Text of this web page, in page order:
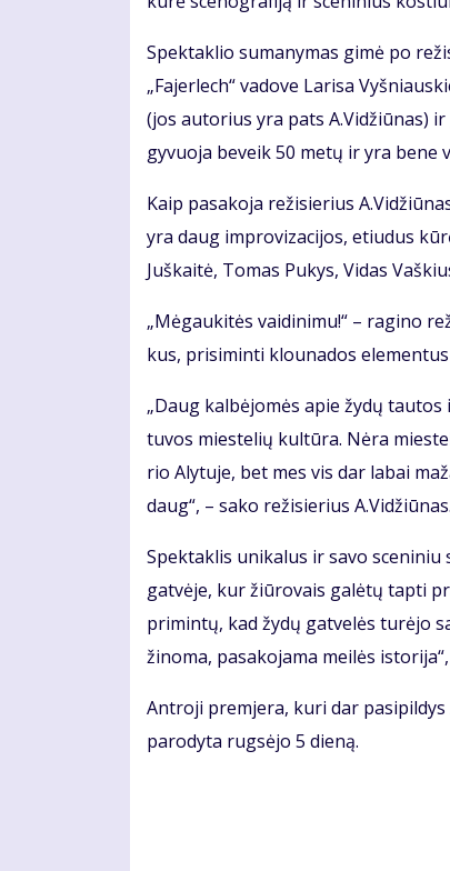
Spek­tak­lio su­ma­ny­mas gi­mė po
„Fa­jer­lech“ va­do­ve La­ri­sa
(jos au­to­rius yra pats A.Vi­džiū­nas)
gy­vuo­ja be­veik 50 me­tų ir yra
Kaip pa­sa­ko­ja re­ži­sie­rius
yra daug im­pro­vi­za­ci­jos, etiu­dus
Juš­kai­tė, To­mas Pu­kys, Vi­das
„Mė­gau­ki­tės vai­di­ni­mu!“ – ra­gi­no
kus, pri­si­min­ti klou­na­dos
„Daug kal­bė­jo­mės apie žy­dų
tu­vos mies­te­lių kul­tū­ra. Nė­ra
rio Aly­tu­je, bet mes vis dar la­bai
daug“, – sa­ko re­ži­sie­rius A.Vi­džiū­nas.
Spek­tak­lis uni­ka­lus ir sa­vo
gat­vė­je, kur žiū­ro­vais ga­lė­tų tap­ti
pri­min­tų, kad žy­dų gat­ve­lės tu­rė­jo
ži­no­ma, pa­sa­ko­ja­ma mei­lės
Ant­ro­ji prem­je­ra, ku­ri dar pa­si­pil­dys
pa­ro­dy­ta rug­sė­jo 5 dieną.